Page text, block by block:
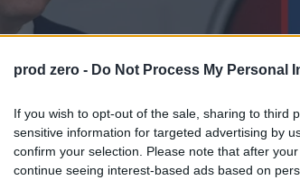
prod zero - Do Not Process My Personal
If you wish to opt-out of the sale, sharing to third
sensitive information for targeted advertising by
confirm your selection. Please note that after
continue seeing interest-based ads based on